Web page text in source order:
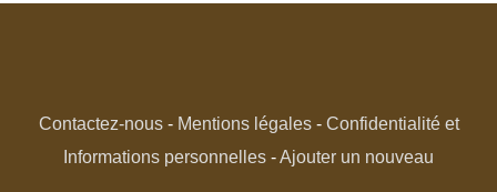
Contactez-nous- Mentions légales- Confidentialité et
Informations personnelles -Ajouter un nouveau